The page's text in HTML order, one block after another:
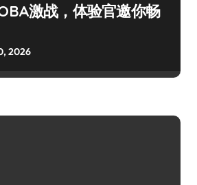
激战，体验官邀你畅
2026